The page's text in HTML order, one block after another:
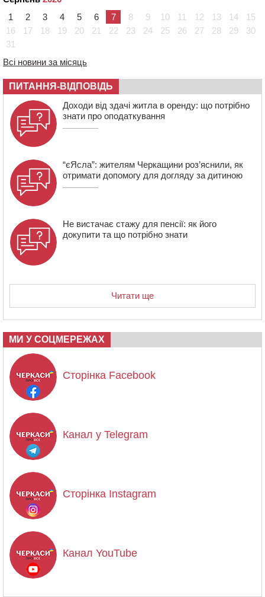
08:22
“На щиті” у Чорнобаївську громаду повертається
полеглий біля Кліщіївки воїн
сплатили на Черкащині
06 СЕРПНЯ 2026, ЧЕТВЕР
21:13 Вісім медалей, з яких чотири золоті: черкаські
спортсмени тріумфували на чемпіонаті України
1
2 3 4 5 6 7 8 9 10 11 12 13 14
15
16
17 18 19 20 21 22 23 24 25 26 27 28 29
30
31
Всі новини за місяць
ПИТАННЯ-ВІДПОВІДЬ
Доходи від здачі житла в оренду: що потрібно
знати про оподаткування
“єЯсла”: жителям Черкащини роз’яснили, як
отримати допомогу для догляду за дитиною
Не вистачає стажу для пенсії: як його
докупити та що потрібно знати
Читати ще
МИ У СОЦМЕРЕЖАХ
Сторінка Facebook
Канал у Telegram
Сторінка Instagram
Канал YouTube